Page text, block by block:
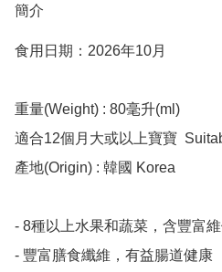
簡介
食用日期：2026年10月
重量(Weight) : 80毫升(ml)
適合12個月大或以上寶寶
產地(Origin) : 韓國 Korea
- 8種以上水果和蔬菜，含豐富
- 豐富膳食纖維，有益腸道健康